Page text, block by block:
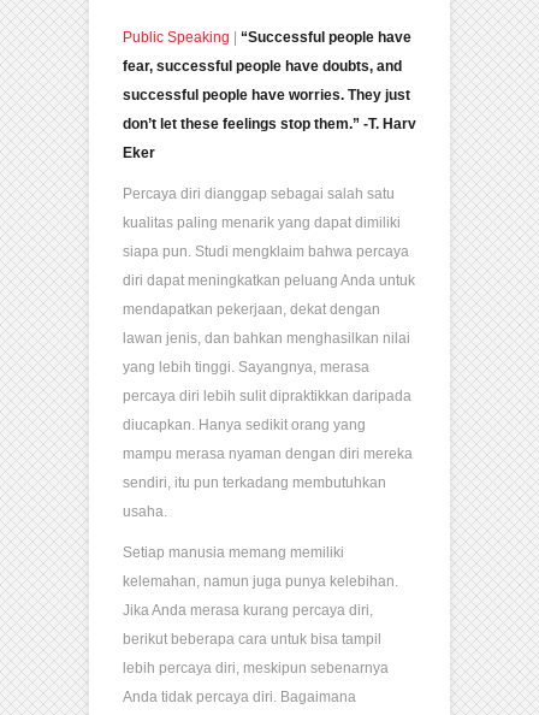
Public Speaking
“Successful people have
fear, successful people have doubts, and
successful people have worries. They just
don’t let these feelings stop them.” -T. Harv
Eker
Percaya diri dianggap sebagai salah satu
kualitas paling menarik yang dapat dimiliki
siapa pun. Studi mengklaim bahwa percaya
diri dapat meningkatkan peluang Anda untuk
mendapatkan pekerjaan, dekat dengan
lawan jenis, dan bahkan menghasilkan nilai
yang lebih tinggi. Sayangnya, merasa
percaya diri lebih sulit dipraktikkan daripada
diucapkan. Hanya sedikit orang yang
mampu merasa nyaman dengan diri mereka
sendiri, itu pun terkadang membutuhkan
usaha.
Setiap manusia memang memiliki
kelemahan, namun juga punya kelebihan.
Jika Anda merasa kurang percaya diri,
berikut beberapa cara untuk bisa tampil
lebih percaya diri, meskipun sebenarnya
Anda tidak percaya diri. Bagaimana